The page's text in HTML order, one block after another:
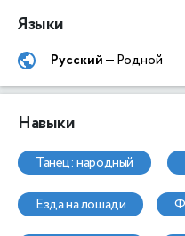
Языки
Русский— Родной
Навыки
танец: народный
езда на лошади